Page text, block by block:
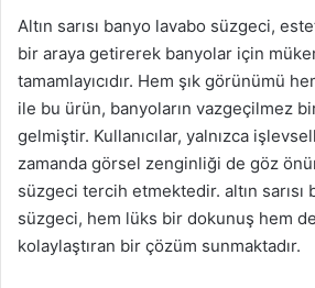
Altın sarısı banyo lavabo süzgeci,
bir araya getirerek banyolar için
tamamlayıcıdır. Hem şık görünümü
ile bu ürün, banyoların vazgeçilmez
gelmiştir. Kullanıcılar, yalnızca
zamanda görsel zenginliği de göz
süzgeci tercih etmektedir. altın sarısı
süzgeci, hem lüks bir dokunuş hem
kolaylaştıran bir çözüm sunmaktadır.